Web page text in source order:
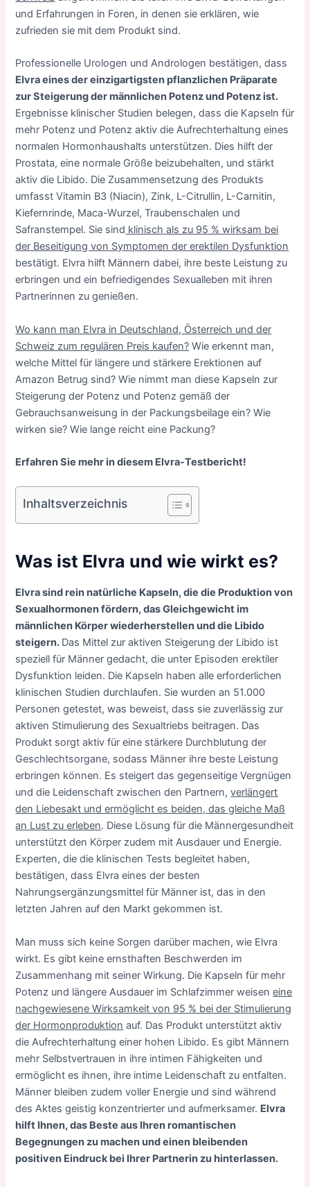
und Erfahrungen in Foren, in denen sie erklären, wie
zufrieden sie mit dem Produkt sind.
Professionelle Urologen und Andrologen bestätigen, dass
Elvra eines der einzigartigsten pflanzlichen Präparate
zur Steigerung der männlichen Potenz und Potenz ist.
Ergebnisse klinischer Studien belegen, dass die Kapseln für
mehr Potenz und Potenz aktiv die Aufrechterhaltung eines
normalen Hormonhaushalts unterstützen. Dies hilft der
Prostata, eine normale Größe beizubehalten, und stärkt
aktiv die Libido. Die Zusammensetzung des Produkts
umfasst Vitamin B3 (Niacin), Zink, L-Citrullin, L-Carnitin,
Kiefernrinde, Maca-Wurzel, Traubenschalen und
Safranstempel. Sie sind klinisch als zu 95 % wirksam bei
der Beseitigung von Symptomen der erektilen Dysfunktion
bestätigt. Elvra hilft Männern dabei, ihre beste Leistung zu
erbringen und ein befriedigendes Sexualleben mit ihren
Partnerinnen zu genießen.
Wo kann man Elvra in Deutschland, Österreich und der
Schweiz zum regulären Preis kaufen? Wie erkennt man,
welche Mittel für längere und stärkere Erektionen auf
Amazon Betrug sind? Wie nimmt man diese Kapseln zur
Steigerung der Potenz und Potenz gemäß der
Gebrauchsanweisung in der Packungsbeilage ein? Wie
wirken sie? Wie lange reicht eine Packung?
Erfahren Sie mehr in diesem Elvra-Testbericht!
Inhaltsverzeichnis
Was ist Elvra und wie wirkt es?
Elvra sind rein natürliche Kapseln, die die Produktion von
Sexualhormonen fördern, das Gleichgewicht im
männlichen Körper wiederherstellen und die Libido
steigern. Das Mittel zur aktiven Steigerung der Libido ist
speziell für Männer gedacht, die unter Episoden erektiler
Dysfunktion leiden. Die Kapseln haben alle erforderlichen
klinischen Studien durchlaufen. Sie wurden an 51.000
Personen getestet, was beweist, dass sie zuverlässig zur
aktiven Stimulierung des Sexualtriebs beitragen. Das
Produkt sorgt aktiv für eine stärkere Durchblutung der
Geschlechtsorgane, sodass Männer ihre beste Leistung
erbringen können. Es steigert das gegenseitige Vergnügen
und die Leidenschaft zwischen den Partnern,verlängert
den Liebesakt und ermöglicht es beiden, das gleiche Maß
an Lust zu erleben. Diese Lösung für die Männergesundheit
unterstützt den Körper zudem mit Ausdauer und Energie.
Experten, die die klinischen Tests begleitet haben,
bestätigen, dass Elvra eines der besten
Nahrungsergänzungsmittel für Männer ist, das in den
letzten Jahren auf den Markt gekommen ist.
Man muss sich keine Sorgen darüber machen, wie Elvra
wirkt. Es gibt keine ernsthaften Beschwerden im
Zusammenhang mit seiner Wirkung. Die Kapseln für mehr
Potenz und längere Ausdauer im Schlafzimmer weiseneine
nachgewiesene Wirksamkeit von 95 % bei der Stimulierung
der Hormonproduktion auf. Das Produkt unterstützt aktiv
die Aufrechterhaltung einer hohen Libido. Es gibt Männern
mehr Selbstvertrauen in ihre intimen Fähigkeiten und
ermöglicht es ihnen, ihre intime Leidenschaft zu entfalten.
Männer bleiben zudem voller Energie und sind während
des Aktes geistig konzentrierter und aufmerksamer. Elvra
hilft Ihnen, das Beste aus Ihren romantischen
Begegnungen zu machen und einen bleibenden
positiven Eindruck bei Ihrer Partnerin zu hinterlassen.